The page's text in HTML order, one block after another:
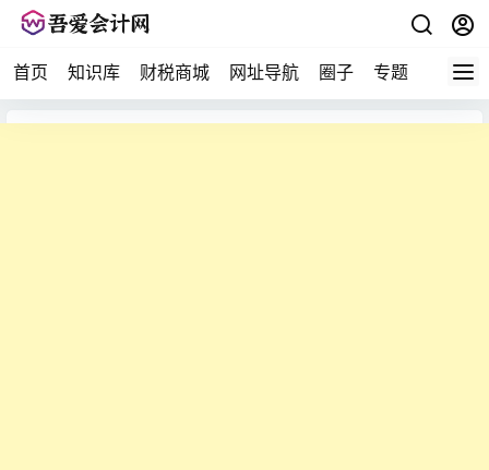
首页 知识库 财税商城 网址导航 圈子 专题 会计问